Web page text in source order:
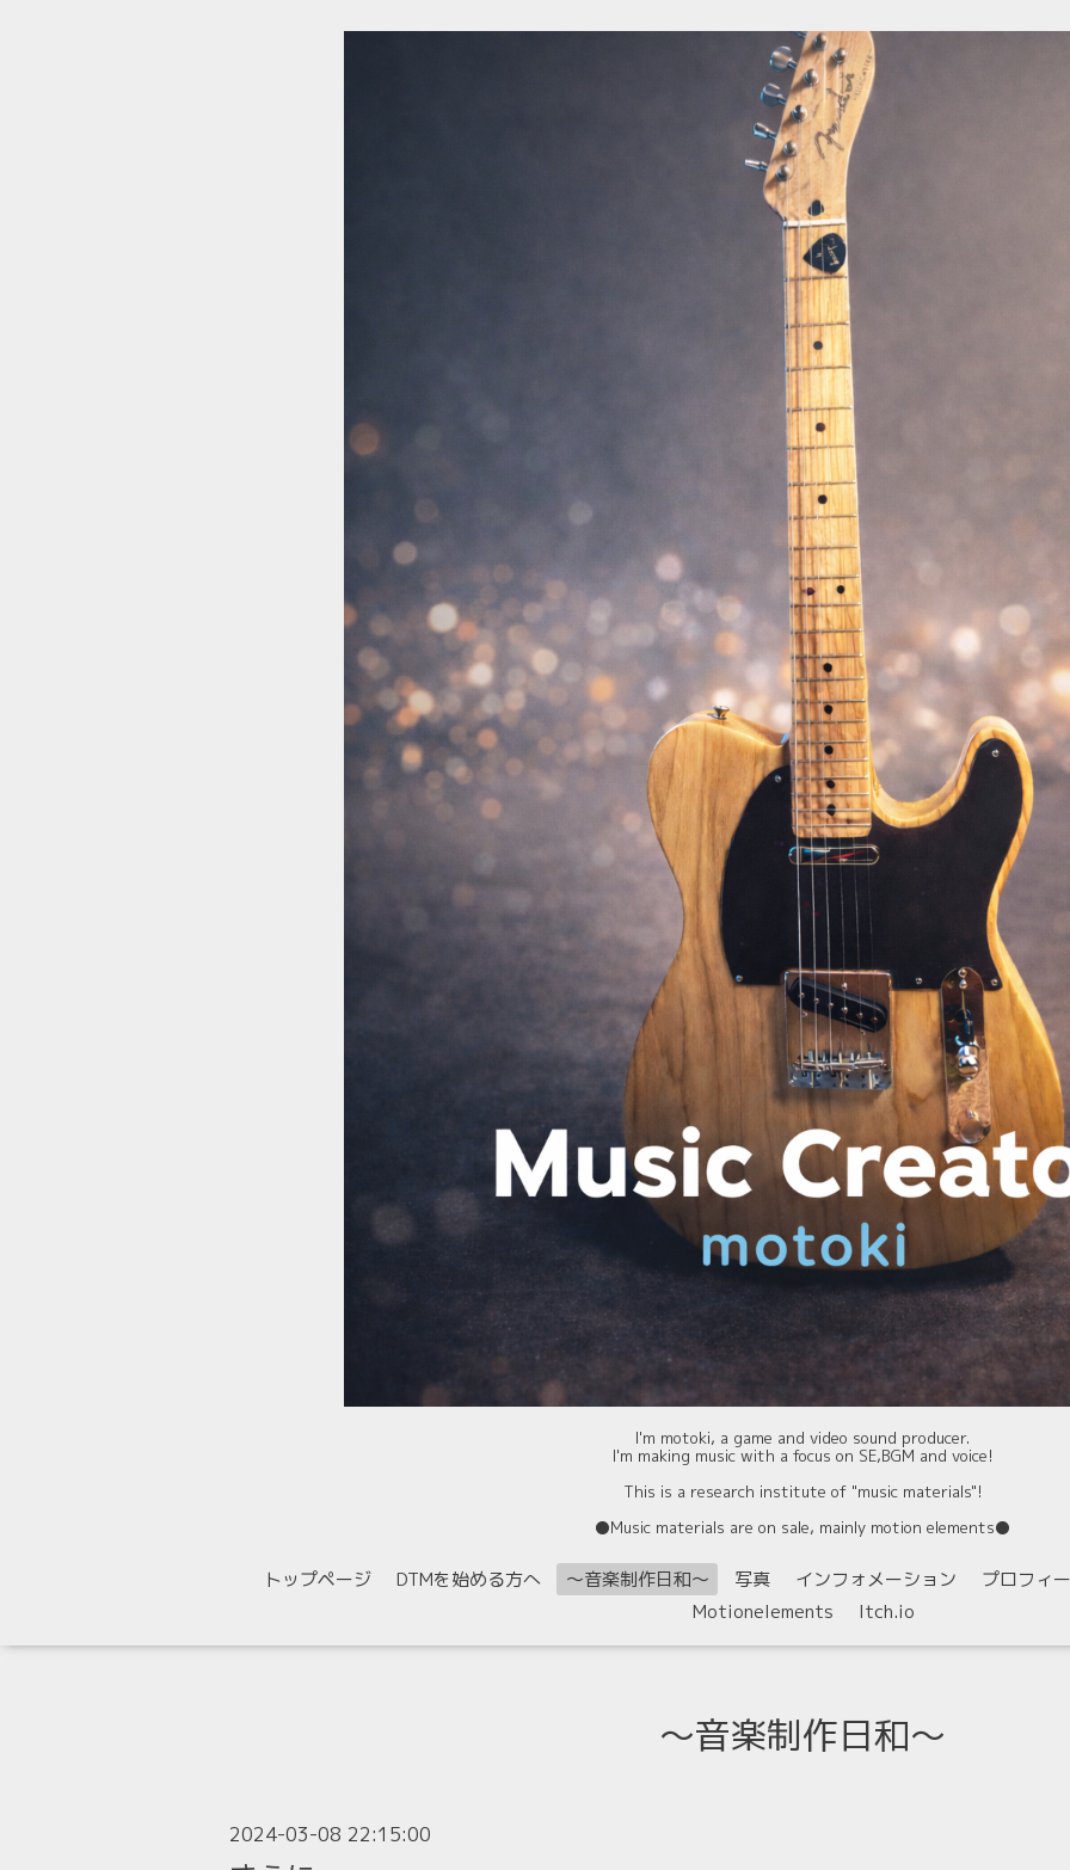
I'm motoki, a game and video sound producer.
I'm making music with a focus on SE,BGM and voice!
This is a research institute of "music materials"!
⚫️Music materials are on sale, mainly motion elements⚫️
トップページ DTMを始める方へ 〜音楽制作日和〜 写真 インフォメーション プロフィ
Motionelements
Itch.io
〜音楽制作日和〜
2024-03-08 22:15:00